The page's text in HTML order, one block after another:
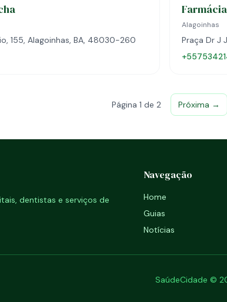
155, Alagoinhas, BA, 48030-260
Alagoinhas
Praça Dr J
Página 1 de 2 Próxima →
dentistas e serviços de
Navegação
Home
Guias
Notícias
SaúdeCidade ©